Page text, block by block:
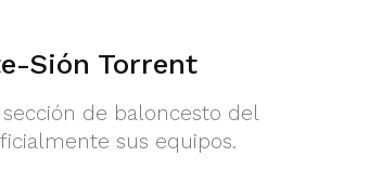
Sión Torrent
de baloncesto del
sus equipos.